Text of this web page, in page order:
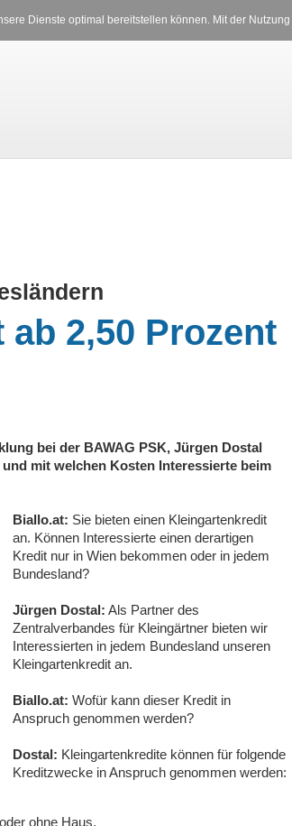
Dienste optimal bereitstellen können. Mit der
2,50 Prozent
bei der BAWAG PSK, Jürgen Dostal
mit welchen Kosten Interessierte beim
Biallo.at: Sie bieten einen Kleingartenkredit
an. Können Interessierte einen derartigen
Kredit nur in Wien bekommen oder in jedem
Bundesland?
Jürgen Dostal: Als Partner des
Zentralverbandes für Kleingärtner bieten wir
Interessierten in jedem Bundesland unseren
Kleingartenkredit an.
Biallo.at: Wofür kann dieser Kredit in
Anspruch genommen werden?
Dostal: Kleingartenkredite können für folgende
Kreditzwecke in Anspruch genommen werden:
ohne Haus,